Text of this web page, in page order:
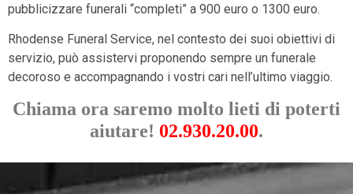
pubblicizzare funerali “completi” a 900 euro o 1300 euro.
Rhodense Funeral Service, nel contesto dei suoi obiettivi di
servizio, può assistervi proponendo sempre un funerale
decoroso e accompagnando i vostri cari nell’ultimo viaggio.
Chiama ora saremo molto lieti di poterti
aiutare! 02.930.20.00.